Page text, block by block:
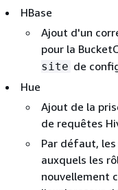
HBase
Ajout d'un
pour la
site de
Hue
Ajout de la
de requêtes
Par défaut,
auxquels les
nouvellement